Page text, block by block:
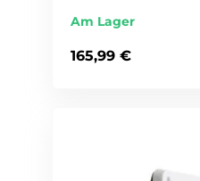
Am Lager
165,99 €